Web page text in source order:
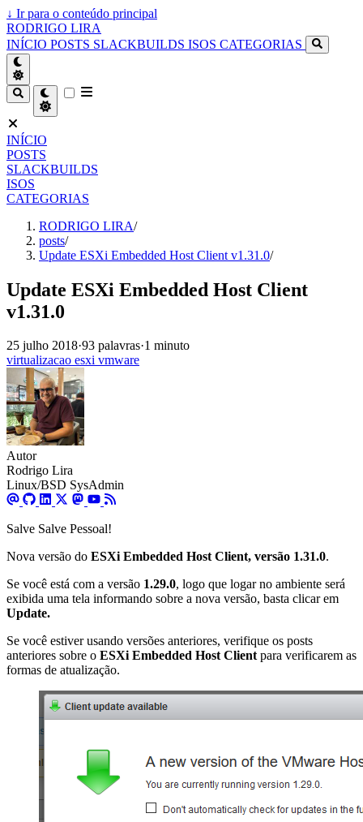
↓ Ir para o conteúdo principal
RODRIGO LIRA
INÍCIO POSTS SLACKBUILDS ISOS CATEGORIAS
INÍCIO
POSTS
SLACKBUILDS
ISOS
CATEGORIAS
RODRIGO LIRA/
posts/
Update ESXi Embedded Host Client v1.31.0/
Update ESXi Embedded Host Client
v1.31.0
25 julho 2018·93 palavras·1 minuto
virtualizacao esxi vmware
Autor
Rodrigo Lira
Linux/BSD SysAdmin
Salve Salve Pessoal!
Nova versão do ESXi Embedded Host Client, versão 1.31.0.
Se você está com a versão 1.29.0, logo que logar no ambiente será
exibida uma tela informando sobre a nova versão, basta clicar em
Update.
Se você estiver usando versões anteriores, verifique os posts
anteriores sobre o ESXi Embedded Host Clientpara verificarem as
formas de atualização.